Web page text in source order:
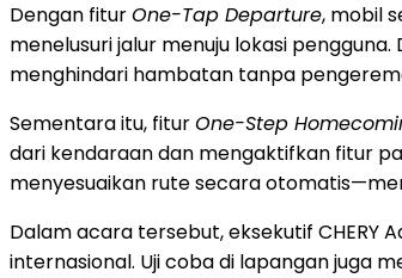
Dengan fiturOne-Tap Departure, mobil
menelusuri jalur menuju lokasi
menghindari hambatan tanpa
Sementara itu, fiturOne-Step
dari kendaraan dan mengaktifkan fitur
menyesuaikan rute secara
Dalam acara tersebut, eksekutif CHERY
internasional. Uji coba di lapangan juga